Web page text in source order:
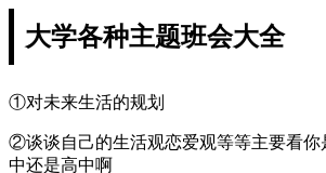
大学各种主题班会大全
①对未来生活的规划
②谈谈自己的生活观恋爱观等等主要看你
中还是高中啊